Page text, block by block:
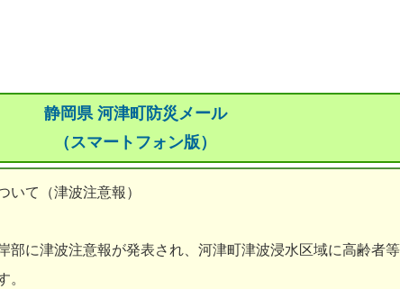
静岡県 河津町防災メール
（スマートフォン版）
いて（津波注意報）
部に津波注意報が発表され、河津町津波浸水区域に高齢者等
。